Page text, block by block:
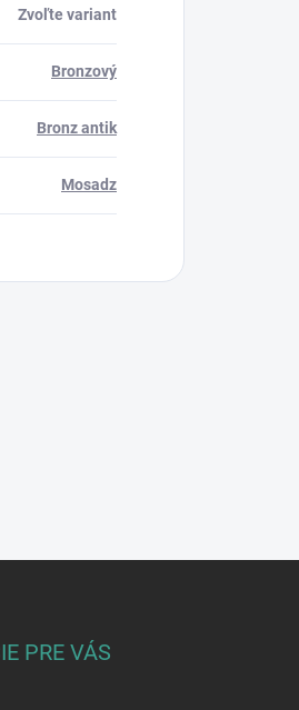
Zvoľte variant
Bronzový
Bronz antik
Mosadz
PRE VÁS